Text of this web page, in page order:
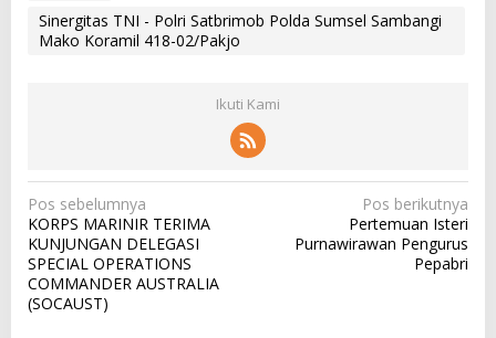
Sinergitas TNI - Polri Satbrimob Polda Sumsel Sambangi
Mako Koramil 418-02/Pakjo
Ikuti Kami
N
a
v
i
Pos sebelumnya
KORPS MARINIR TERIMA
KUNJUNGAN DELEGASI
SPECIAL OPERATIONS
COMMANDER AUSTRALIA
(SOCAUST)
Pos berikutnya
Pertemuan Isteri
Purnawirawan Pengurus
Pepabri